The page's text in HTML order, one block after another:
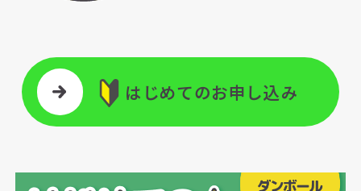
はじめてのお申し込み